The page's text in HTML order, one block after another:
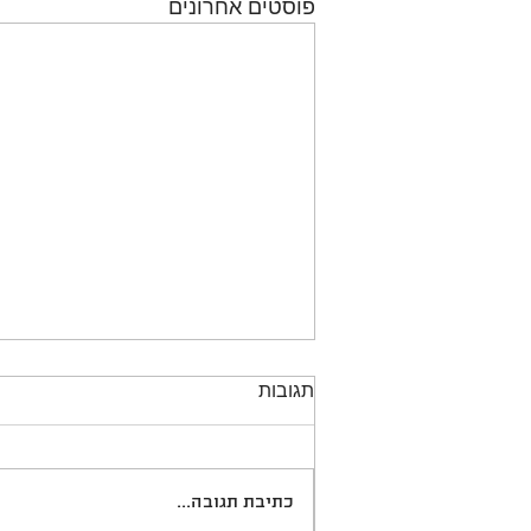
פוסטים אחרונים
תגובות
כתיבת תגובה...